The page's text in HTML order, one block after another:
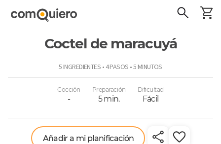
Coctel de maracuyá
5 INGREDIENTES • 4 PASOS • 5 MINUTOS
Cocción
-
Preparación
5 min.
Dificultad
Fácil
Añadir a mi planificación